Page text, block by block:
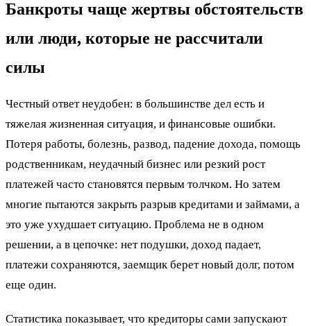
Банкроты чаще жертвы обстоятельств
или люди, которые не рассчитали
силы
Честный ответ неудобен: в большинстве дел есть и
тяжелая жизненная ситуация, и финансовые ошибки.
Потеря работы, болезнь, развод, падение дохода, помощь
родственникам, неудачный бизнес или резкий рост
платежей часто становятся первым толчком. Но затем
многие пытаются закрыть разрыв кредитами и займами, а
это уже ухудшает ситуацию. Проблема не в одном
решении, а в цепочке: нет подушки, доход падает,
платежи сохраняются, заемщик берет новый долг, потом
еще один.
Статистика показывает, что кредиторы сами запускают